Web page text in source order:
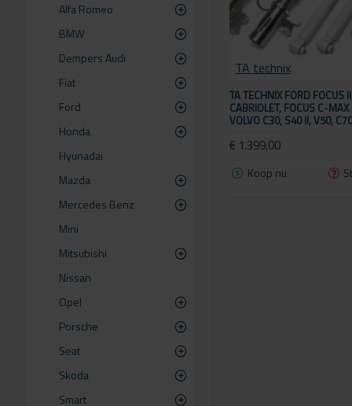
Alfa Romeo
BMW
Dempers Audi
Fiat
Ford
Honda
Hyunadai
Mazda
Mercedes Benz
Mini
Mitsubishi
Nissan
Opel
Porsche
Seat
Skoda
Smart
TA technix
TA TECHNIX FORD FOCUS
CABRIOLET, FOCUS C-
VOLVO C30, S40 II, V50,
€ 1.399,00
Koop nu